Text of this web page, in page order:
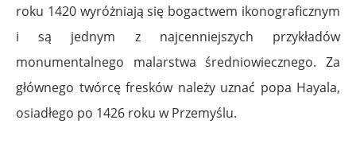
roku 1420 wyróżniają się bogactwem ikonograficznym
i są jednym z najcenniejszych przykładów
monumentalnego malarstwa średniowiecznego. Za
głównego twórcę fresków należy uznać popa Hayala,
osiadłego po 1426 roku w Przemyślu.